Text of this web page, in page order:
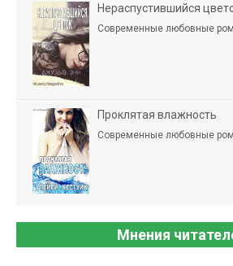
Нераспустившийся
Современные любовные
Проклятая влажность
Современные любовные
Мнения